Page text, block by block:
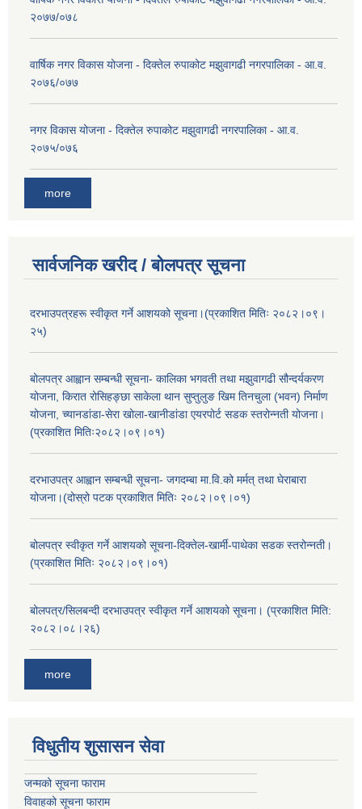
२०७७/०७८
वार्षिक नगर विकास योजना - दिक्तेल रुपाकोट मझुवागढी नगरपालिका - आ.व.
२०७६/०७७
नगर विकास योजना - दिक्तेल रुपाकोट मझुवागढी नगरपालिका - आ.व.
२०७५/०७६
more
सार्वजनिक खरीद / बोलपत्र सूचना
दरभाउपत्रहरू स्वीकृत गर्ने आशयको सूचना।(प्रकाशित मितिः २०८२।०९।
२५)
बोलपत्र आह्वान सम्बन्धी सूचना- कालिका भगवती तथा मझुवागढी सौन्दर्यकरण
योजना, किरात रोसिहङ्छा साकेला थान सुप्तुलुङ खिम तिनचुला (भवन) निर्माण
योजना, च्यानडांडा-सेरा खोला-खानीडांडा एयरपोर्ट सडक स्तरोन्नती योजना।
(प्रकाशित मितिः२०८२।०९।०१)
दरभाउपत्र आह्वान सम्बन्धी सूचना- जगदम्बा मा.वि.को मर्मत् तथा घेराबारा
योजना।(दोस्रो पटक प्रकाशित मितिः २०८२।०९।०१)
बोलपत्र स्वीकृत गर्ने आशयको सूचना-दिक्तेल-खार्मी-पाथेका सडक स्तरोन्नती।
(प्रकाशित मितिः २०८२।०९।०१)
बोलपत्र/सिलबन्दी दरभाउपत्र स्वीकृत गर्ने आशयको सूचना। (प्रकाशित मिति:
२०८२।०८।२६)
more
विधुतीय शुसासन सेवा
जन्मको सूचना फाराम
विवाहको सूचना फाराम